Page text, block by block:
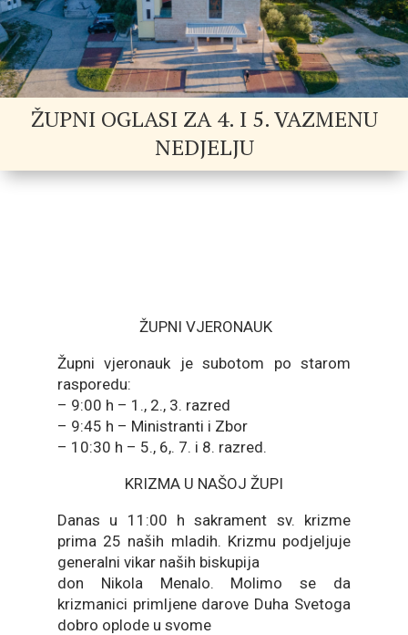
ŽUPNI OGLASI ZA 4. I 5. VAZMENU
NEDJELJU
ŽUPNI VJERONAUK
Župni vjeronauk je subotom po starom
rasporedu:
– 9:00 h – 1., 2., 3. razred
– 9:45 h – Ministranti i Zbor
– 10:30 h – 5., 6,. 7. i 8. razred.
KRIZMA U NAŠOJ ŽUPI
Danas u 11:00 h sakrament sv. krizme
prima 25 naših mladih. Krizmu podjeljuje
generalni vikar naših biskupija
don Nikola Menalo. Molimo se da
krizmanici primljene darove Duha Svetoga
dobro oplode u svome